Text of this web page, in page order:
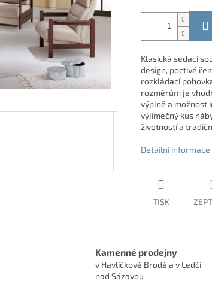
Klasická sedací
design, poctivé
rozkládací
rozměrům je
výplně a možnost
výjimečný kus
životností a
Detailní informace
TISK
Kamenné prodejny
v Havlíčkově Brodě a v Ledči
nad Sázavou